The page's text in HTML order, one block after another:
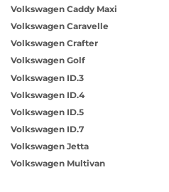
Volkswagen Caddy Maxi
Volkswagen Caravelle
Volkswagen Crafter
Volkswagen Golf
Volkswagen ID.3
Volkswagen ID.4
Volkswagen ID.5
Volkswagen ID.7
Volkswagen Jetta
Volkswagen Multivan